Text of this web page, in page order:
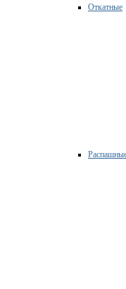
Откатные